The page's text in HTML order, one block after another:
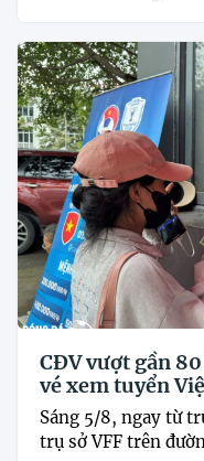
CĐV vượt gần
vé xem tuyển
Sáng 5/8, ngay từ
trụ sở VFF trên